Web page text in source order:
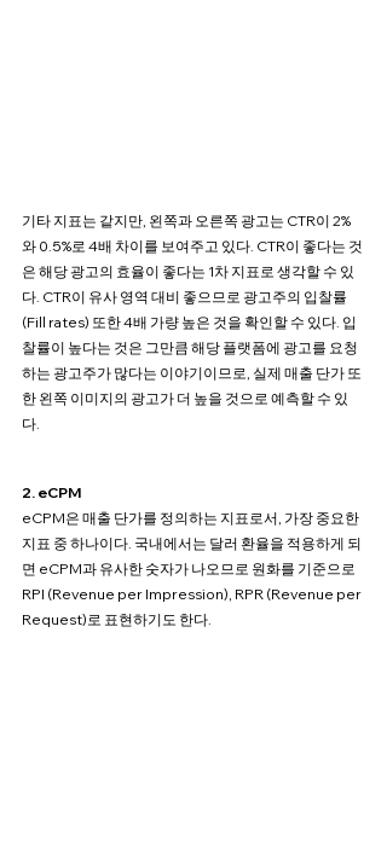
기타 지표는 같지만, 왼쪽과 오른쪽 광고는 CTR이 2%
와 0.5%로 4배 차이를 보여주고 있다. CTR이 좋다는 것
은 해당 광고의 효율이 좋다는 1차 지표로 생각할 수 있
다. CTR이 유사 영역 대비 좋으므로 광고주의 입찰률
(Fill rates) 또한 4배 가량 높은 것을 확인할 수 있다. 입
찰률이 높다는 것은 그만큼 해당 플랫폼에 광고를 요청
하는 광고주가 많다는 이야기이므로, 실제 매출 단가 또
한 왼쪽 이미지의 광고가 더 높을 것으로 예측할 수 있
다.
2. eCPM
eCPM은 매출 단가를 정의하는 지표로서, 가장 중요한
지표 중 하나이다. 국내에서는 달러 환율을 적용하게 되
면 eCPM과 유사한 숫자가 나오므로 원화를 기준으로
RPI (Revenue per Impression), RPR (Revenue per
Request)로 표현하기도 한다.